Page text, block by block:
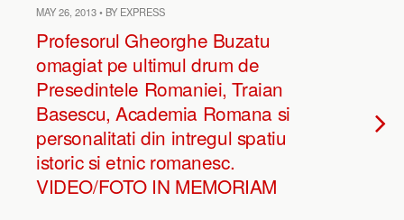
MAY 26, 2013 • BY EXPRESS
Profesorul Gheorghe Buzatu
omagiat pe ultimul drum de
Presedintele Romaniei, Traian
Basescu, Academia Romana si
personalitati din intregul spatiu
istoric si etnic romanesc.
VIDEO/FOTO IN MEMORIAM